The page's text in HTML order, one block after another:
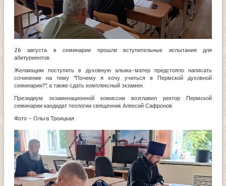
26 августа в семинарии прошли вступительные испытания для
абитуриентов.
Желающим поступить в духовную альма-матер предстояло написать
сочинение на тему "Почему я хочу учиться в Пермской духовной
семинарии?", а также сдать комплексный экзамен.
Президиум экзаменационной комиссии возглавил ректор Пермской
семинарии кандидат теологии священник Алексий Сафронов.
Фото - Ольга Троицкая